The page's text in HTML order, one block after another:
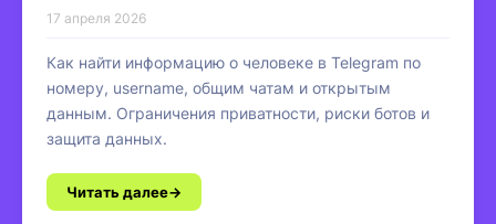
17 апреля 2026
Как найти информацию о человеке в Telegram по
номеру, username, общим чатам и открытым
данным. Ограничения приватности, риски ботов и
защита данных.
Читать далее